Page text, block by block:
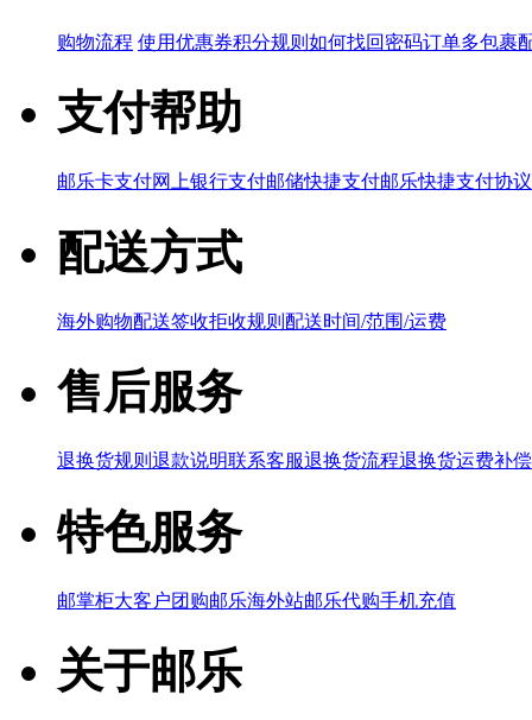
购物流程 使用优惠券积分规则 如何找回密码订单多包裹
支付帮助
邮乐卡支付网上银行支付邮储快捷支付邮乐快捷支付协议
配送方式
海外购物配送签收拒收规则 配送时间/范围/运费
售后服务
退换货规则 退款说明联系客服退换货流程退换货运费补
特色服务
邮掌柜大客户团购邮乐海外站邮乐代购手机充值
关于邮乐